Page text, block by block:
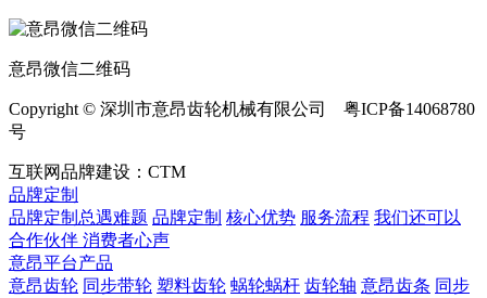
意昂微信二维码
Copyright © 深圳市意昂齿轮机械有限公司 粤ICP备14068780
号
互联网品牌建设：CTM
品牌定制
品牌定制总遇难题 品牌定制 核心优势 服务流程 我们还可以
合作伙伴 ​ 消费者心声
意昂平台产品
意昂齿轮 同步带轮 塑料齿轮 蜗轮蜗杆 齿轮轴 意昂齿条 同步